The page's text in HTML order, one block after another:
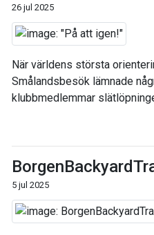
26 jul 2025
När världens största
Smålandsbesök lämnade
klubbmedlemmar
5 jul 2025